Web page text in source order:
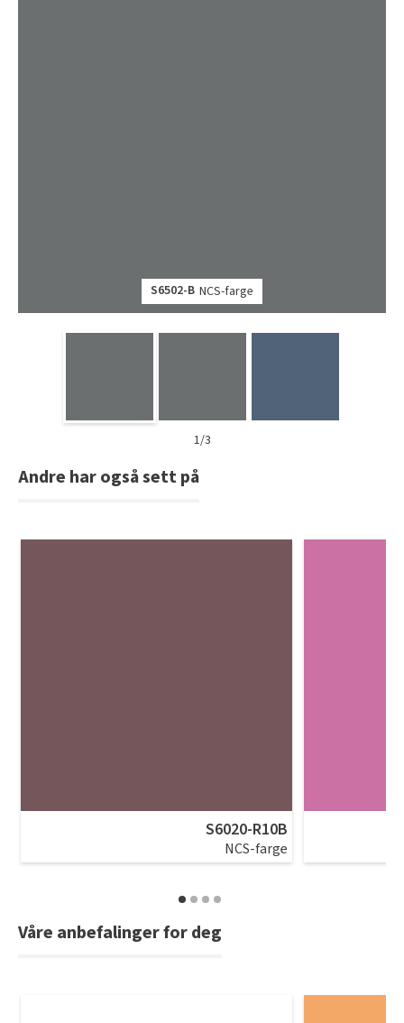
S6502-B NCS-farge
1/3
Andre har også sett på
S6020-R10B
NCS-farge
Våre anbefalinger for deg